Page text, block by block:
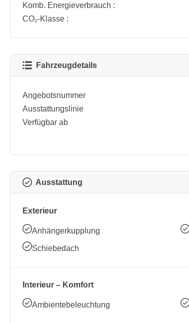
Komb. Energieverbrauch :
CO₂-Klasse :
Fahrzeugdetails
Angebotsnummer
Ausstattungslinie
Verfügbar ab
Ausstattung
Exterieur
Anhängerkupplung
Schiebedach
Interieur – Komfort
Ambientebeleuchtung